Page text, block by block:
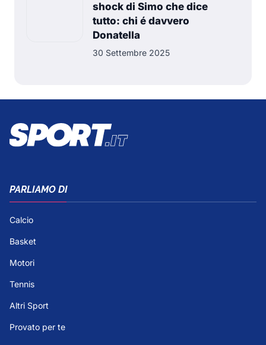
shock di Simo che dice
tutto: chi é davvero
Donatella
30 Settembre 2025
PARLIAMO DI
Calcio
Basket
Motori
Tennis
Altri Sport
Provato per te